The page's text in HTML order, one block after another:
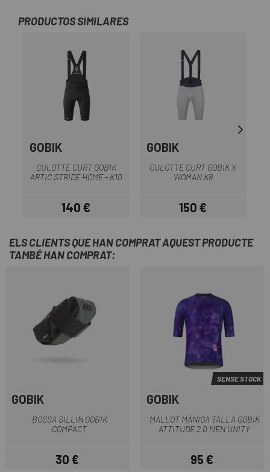
PRODUCTOS SIMILARES
GOBIK
CULOTTE CURT GOBIK
ARTIC STRIDE HOME - K10
Preu
140 €
GOBIK
CULOTTE CURT GOBIK X
WOMAN K9
Preu
150 €
ELS CLIENTS QUE HAN COMPRAT AQUEST PRODUCTE
TAMBÉ HAN COMPRAT:
GOBIK
BOSSA SILLIN GOBIK
COMPACT
Preu
30 €
SENSE STOCK
GOBIK
MALLOT MÀNIGA TALLA GOBIK
ATTITUDE 2.0 MEN UNITY
Preu
95 €